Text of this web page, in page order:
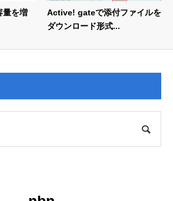
量を増
Active! gateで添付ファイルを
ダウンロード形式...